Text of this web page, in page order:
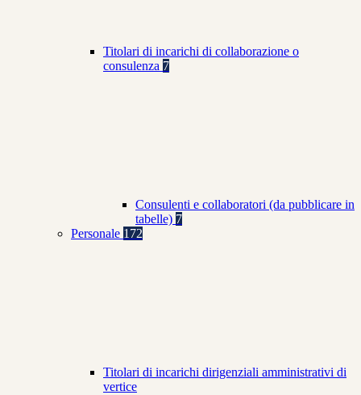
Titolari di incarichi di collaborazione o
consulenza 7
Consulenti e collaboratori (da pubblicare in
tabelle) 7
Personale 172
Titolari di incarichi dirigenziali amministrativi di
vertice